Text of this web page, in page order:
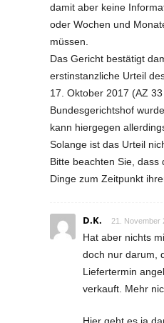
damit aber keine
oder Wochen und
müssen.
Das Gericht bestätigt
erstinstanzliche Urteil
17. Oktober 2017 (AZ
Bundesgerichtshof
kann hiergegen
Solange ist das Urteil
Bitte beachten Sie,
Dinge zum Zeitpunkt
D.K. 21. November
Hat aber nichts
doch nur darum,
Liefertermin
verkauft. Mehr
Hier geht es ja